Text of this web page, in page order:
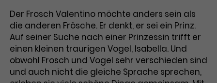
und es wird Zugang zu
geschützten Bereichen gewährt.
Name cookie_optin
Laufzeit 2 Jahre
Dieses Cookie wird von Google
Analytics installiert. Das Cookie
wird verwendet, um
Besucher*innen-, Sitzungs- und
Kampagnendaten zu berechnen
Marketing
Diese Gruppe beinhaltet alle Scripte, die es uns
ermöglichen die Leistung unserer
Werbekampagnen zu analysieren und
Conversions zu messen. Außerdem helfen sie
uns dabei Werbeanzeigen und Inhalte besser auf
die Interessen unserer Nutzer abzustimmen.
Name
_gcl_au
Cookie-Informationen
Der Frosch Valentino möchte anders sein als
die anderen Frösche. Er denkt, er sei ein Prinz.
Auf seiner Suche nach einer Prinzessin trifft er
einen kleinen traurigen Vogel, Isabella. Und
obwohl Frosch und Vogel sehr verschieden sind
und auch nicht die gleiche Sprache sprechen,